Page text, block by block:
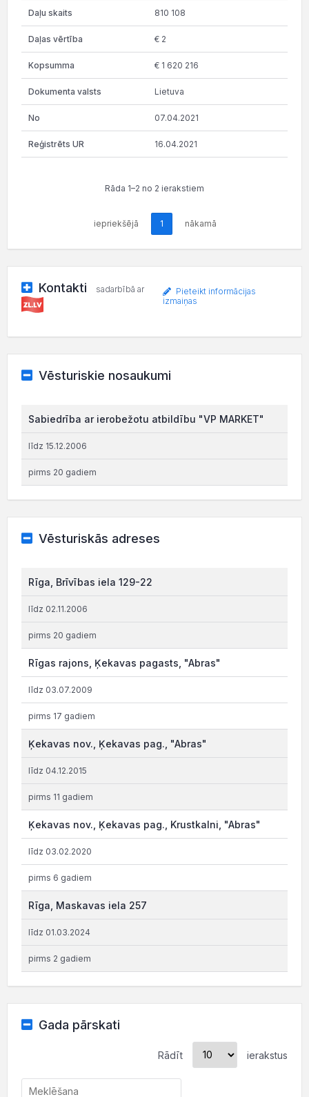
810 108
€ 2
€ 1 620 216
Lietuva
07.04.2021
16.04.2021
Rāda 1–2 no 2 ierakstiem
iepriekšējā 1 nākamā
Kontakti sadarbībā ar
Pieteikt informācijas
izmaiņas
Vēsturiskie nosaukumi
Sabiedrība ar ierobežotu atbildību "VP MARKET"
līdz 15.12.2006
pirms 20 gadiem
Vēsturiskās adreses
Rīga, Brīvības iela 129-22
līdz 02.11.2006
pirms 20 gadiem
Rīgas rajons, Ķekavas pagasts, "Abras"
līdz 03.07.2009
pirms 17 gadiem
Ķekavas nov., Ķekavas pag., "Abras"
līdz 04.12.2015
pirms 11 gadiem
Ķekavas nov., Ķekavas pag., Krustkalni, "Abras"
līdz 03.02.2020
pirms 6 gadiem
Rīga, Maskavas iela 257
līdz 01.03.2024
pirms 2 gadiem
Gada pārskati
Rādīt ierakstus